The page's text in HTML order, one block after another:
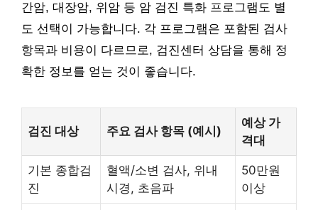
간암, 대장암, 위암 등 암 검진 특화 프로그램도 별
도 선택이 가능합니다. 각 프로그램은 포함된 검사
항목과 비용이 다르므로, 검진센터 상담을 통해 정
확한 정보를 얻는 것이 좋습니다.
검진 대상 주요 검사 항목 (예시)
예상 가
격대
기본 종합검
진
혈액/소변 검사, 위내
시경, 초음파
50만원
이상